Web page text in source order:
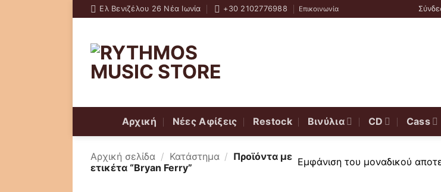
Skip
to
Ελ Βενιζέλου 26 Νέα Ιωνία +30 2102776988 Επικοινωνία
Αρχική Νέες Αφίξεις Restock Βινύλια CD Cass
Αρχική σελίδα / Κατάστημα / Προϊόντα με
ετικέτα “Bryan Ferry”
Εμφάνιση του μοναδικού